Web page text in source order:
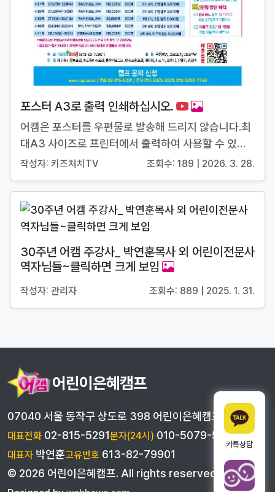
포스터 A3로 출력 인쇄하십시오.
어캠은 포스터를 우편물로 발송해 드리지 않습니다.최
대A3 사이즈로 프린터에서 출력하여 사용할 수 있기
때문입니다....
작성자: 키즈처치TV 조회수: 189 | 2026. 3. 28.
30주년 어캠 주강사_ 박연훈목사 외 어린이전문사
역자님들~클릭하면 크게 보임
작성자: 관리자 조회수: 889 | 2025. 1. 31.
카톡상담
어린이은혜캠프
07040 서울 동작구 상도로 398 어린이은혜캠프
대표전화 02-815-5291문자(24시) 010-5079-5291
대표자 박연훈고유번호 613-82-79901
© 2026 어린이은혜캠프. All rights reserved